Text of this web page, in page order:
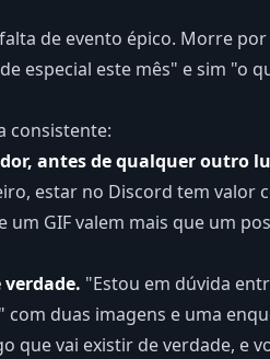
de evento épico. Morre
especial este mês" e sim "o
consistente:
antes de qualquer outro
estar no Discord tem valor
GIF valem mais que um
verdade. "Estou em dúvida
duas imagens e uma
que vai existir de verdade, e